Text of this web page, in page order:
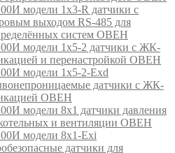
модели 1х3-R датчики с
выходом RS-485 для
систем ОВЕН
модели 1х5-2 датчики с ЖК-
и перенастройкой ОВЕН
модели 1х5-2-Exd
датчики с ЖК-
ОВЕН
модели 8х1 датчики давления
и вентиляции ОВЕН
модели 8х1-Exi
датчики для